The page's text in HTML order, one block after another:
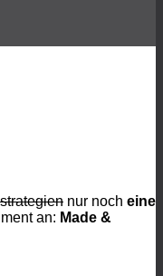
nur noch eine
an: Made &